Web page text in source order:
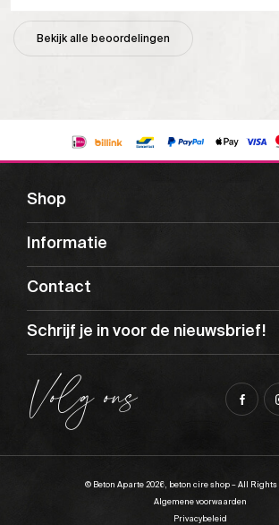
Bekijk alle beoordelingen
Shop
Informatie
Contact
Schrijf je in voor de nieuwsbrief!
Volg ons
© Beton Aparte 2026, beton cire shop – All Rights
Algemene voorwaarden
Privacybeleid